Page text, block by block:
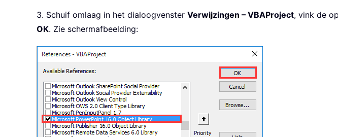
3. Schuif omlaag in het dialoogvenster Verwijzingen – VBAProject, vink de
OK. Zie schermafbeelding: